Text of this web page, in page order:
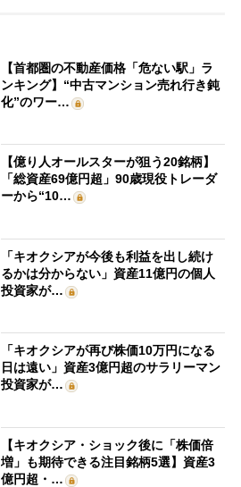
【首都圏の不動産価格「危ない駅」ラ
ンキング】“中古マンション売れ行き鈍
化”のワー…
【億り人オールスターが狙う20銘柄】
「総資産69億円超」90歳現役トレーダ
ーから“10…
「キオクシアが今後も利益を出し続け
るかは分からない」資産11億円の個人
投資家が…
「キオクシアが再び株価10万円になる
日は遠い」資産3億円超のサラリーマン
投資家が…
【キオクシア・ショック後に「株価倍
増」も期待できる注目銘柄5選】資産3
億円超・…